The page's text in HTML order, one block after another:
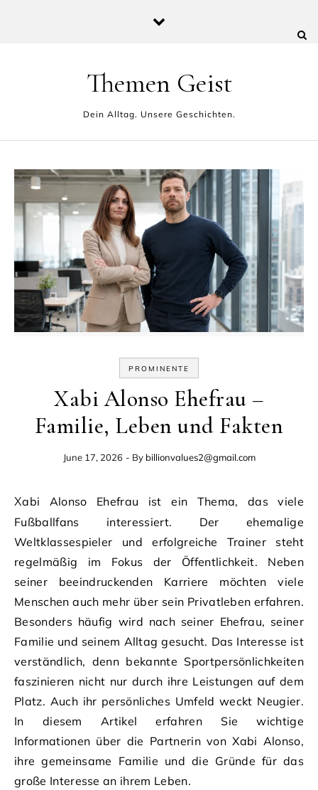
Themen Geist
Dein Alltag. Unsere Geschichten.
PROMINENTE
Xabi Alonso Ehefrau –
Familie, Leben und Fakten
June 17, 2026 - By billionvalues2@gmail.com
Xabi Alonso Ehefrau ist ein Thema, das viele
Fußballfans interessiert. Der ehemalige
Weltklassespieler und erfolgreiche Trainer steht
regelmäßig im Fokus der Öffentlichkeit. Neben
seiner beeindruckenden Karriere möchten viele
Menschen auch mehr über sein Privatleben erfahren.
Besonders häufig wird nach seiner Ehefrau, seiner
Familie und seinem Alltag gesucht. Das Interesse ist
verständlich, denn bekannte Sportpersönlichkeiten
faszinieren nicht nur durch ihre Leistungen auf dem
Platz. Auch ihr persönliches Umfeld weckt Neugier.
In diesem Artikel erfahren Sie wichtige
Informationen über die Partnerin von Xabi Alonso,
ihre gemeinsame Familie und die Gründe für das
große Interesse an ihrem Leben.